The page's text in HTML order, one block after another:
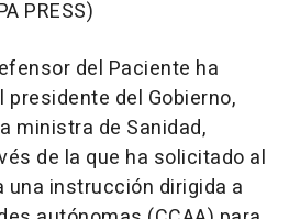
PRESS)
del Paciente ha
del Gobierno,
ministra de Sanidad,
de la que ha solicitado al
una instrucción dirigida a